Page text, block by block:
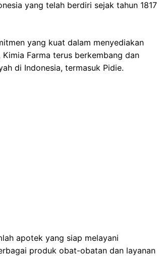
yang telah berdiri sejak tahun 1817
yang kuat dalam menyediakan
Farma terus berkembang dan
di Indonesia, termasuk Pidie.
apotek yang siap melayani
produk obat-obatan dan layanan